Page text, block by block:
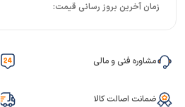
زمان آخرین بروز رسانی قیمت:
مشاوره فنی و مالی
ضمانت اصالت کالا